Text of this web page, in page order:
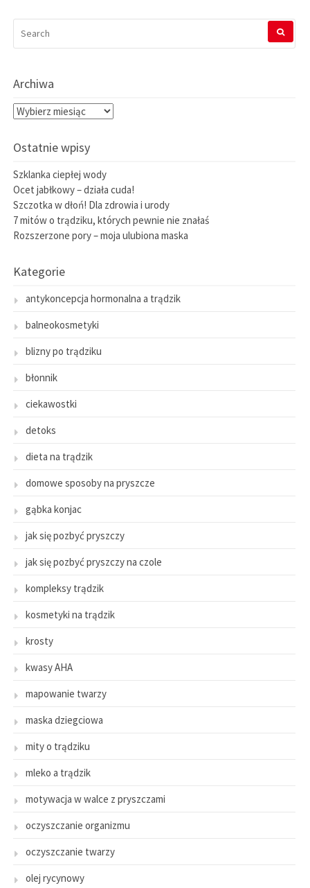
FOR:
Archiwa
Archiwa
Ostatnie wpisy
Szklanka ciepłej wody
Ocet jabłkowy – działa cuda!
Szczotka w dłoń! Dla zdrowia i urody
7 mitów o trądziku, których pewnie nie znałaś
Rozszerzone pory – moja ulubiona maska
Kategorie
antykoncepcja hormonalna a trądzik
balneokosmetyki
blizny po trądziku
błonnik
ciekawostki
detoks
dieta na trądzik
domowe sposoby na pryszcze
gąbka konjac
jak się pozbyć pryszczy
jak się pozbyć pryszczy na czole
kompleksy trądzik
kosmetyki na trądzik
krosty
kwasy AHA
mapowanie twarzy
maska dziegciowa
mity o trądziku
mleko a trądzik
motywacja w walce z pryszczami
oczyszczanie organizmu
oczyszczanie twarzy
olej rycynowy